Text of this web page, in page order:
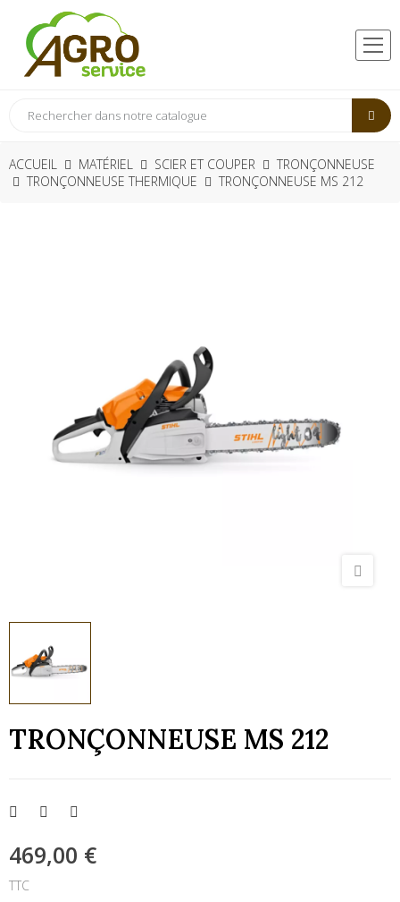
ACCUEIL MATÉRIEL SCIER ET COUPER
TRONÇONNEUSE
TRONÇONNEUSE THERMIQUE
TRONÇONNEUSE MS 212
TRONÇONNEUSE MS 212
469,00 €
TTC